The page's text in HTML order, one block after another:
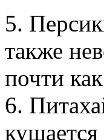
5.
также
почти
6.